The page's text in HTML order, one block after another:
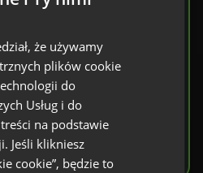
do wirtualnej sali
tu komplet narzędzi
wiedzy i jej
etapie kształcenia.
za darmo
FRENCH
RUSSIAN
SPANISH
że używamy
plików cookie
do
Usług i do
na podstawie
Jeśli klikniesz
cookie”, będzie to